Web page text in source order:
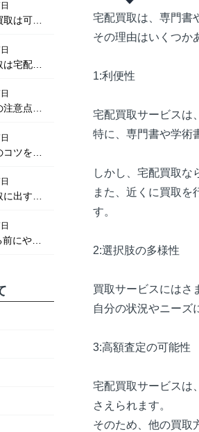
取は可
宅配が
意点と
も紹
ツを解
する方
出すな
にやる
宅配買取は、専門書
その理由はいくつか
1:利便性
宅配買取サービスは
特に、専門書や学術
しかし、宅配買取な
また、近くに買取を
す。
2:選択肢の多様性
買取サービスにはさ
自分の状況やニーズ
3:高額査定の可能性
宅配買取サービスは
さえられます。
そのため、他の買取